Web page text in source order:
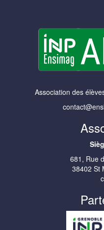
Association des
681, Rue
38402 St